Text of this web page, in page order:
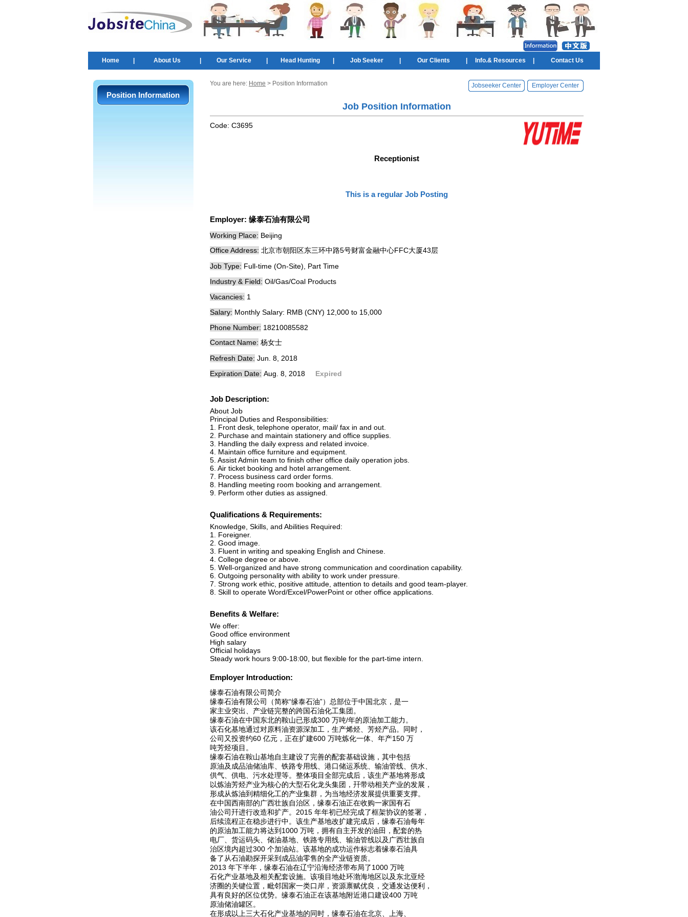
Home About Us Our Service Head Hunting Job Seeker Our Clients Info.& Resources Contact Us
Position Information
You are here: Home > Position Information Jobseeker Center Employer Center
Job Position Information
Code: C3695
Receptionist
This is a regular Job Posting
Employer: 缘泰石油有限公司
Working Place: Beijing
Office Address: 北京市朝阳区东三环中路5号财富金融中心FFC大厦43层
Job Type: Full-time (On-Site), Part Time
Industry & Field: Oil/Gas/Coal Products
Vacancies: 1
Salary: Monthly Salary: RMB (CNY) 12,000 to 15,000
Phone Number: 18210085582
Contact Name: 杨女士
Refresh Date: Jun. 8, 2018
Expiration Date: Aug. 8, 2018 Expired
Job Description:
About Job
Principal Duties and Responsibilities:
1. Front desk, telephone operator, mail/ fax in and out.
2. Purchase and maintain stationery and office supplies.
3. Handling the daily express and related invoice.
4. Maintain office furniture and equipment.
5. Assist Admin team to finish other office daily operation jobs.
6. Air ticket booking and hotel arrangement.
7. Process business card order forms.
8. Handling meeting room booking and arrangement.
9. Perform other duties as assigned.
Qualifications & Requirements:
Knowledge, Skills, and Abilities Required:
1. Foreigner.
2. Good image.
3. Fluent in writing and speaking English and Chinese.
4. College degree or above.
5. Well-organized and have strong communication and coordination capability.
6. Outgoing personality with ability to work under pressure.
7. Strong work ethic, positive attitude, attention to details and good team-player.
8. Skill to operate Word/Excel/PowerPoint or other office applications.
Benefits & Welfare:
We offer:
Good office environment
High salary
Official holidays
Steady work hours 9:00-18:00, but flexible for the part-time intern.
Employer Introduction:
缘泰石油有限公司简介
缘泰石油有限公司（简称“缘泰石油”）总部位于中国北京，是一
家主业突出、产业链完整的跨国石油化工集团。
缘泰石油在中国东北的鞍山已形成300 万吨/年的原油加工能力。
该石化基地通过对原料油资源深加工，生产烯烃、芳烃产品。同时，
公司又投资约60 亿元，正在扩建600 万吨炼化一体、年产150 万
吨芳烃项目。
缘泰石油在鞍山基地自主建设了完善的配套基础设施，其中包括
原油及成品油储油库、铁路专用线、港口储运系统、输油管线、供水、
供气、供电、污水处理等。整体项目全部完成后，该生产基地将形成
以炼油芳烃产业为核心的大型石化龙头集团，幵带动相关产业的发展，
形成从炼油到精细化工的产业集群，为当地经济发展提供重要支撑。
在中国西南部的广西壮族自治区，缘泰石油正在收购一家国有石
油公司幵进行改造和扩产。2015 年年初已经完成了框架协议的签署，
后续流程正在稳步进行中。该生产基地改扩建完成后，缘泰石油每年
的原油加工能力将达到1000 万吨，拥有自主开发的油田，配套的热
电厂、货运码头、储油基地、铁路专用线、输油管线以及广西壮族自
治区境内超过300 个加油站。该基地的成功运作标志着缘泰石油具
备了从石油勘探开采到成品油零售的全产业链资质。
2013 年下半年，缘泰石油在辽宁沿海经济带布局了1000 万吨
石化产业基地及相关配套设施。该项目地处环渤海地区以及东北亚经
济圈的关键位置，毗邻国家一类口岸，资源禀赋优良，交通发达便利，
具有良好的区位优势。缘泰石油正在该基地附近港口建设400 万吨
原油储油罐区。
在形成以上三大石化产业基地的同时，缘泰石油在北京、上海、